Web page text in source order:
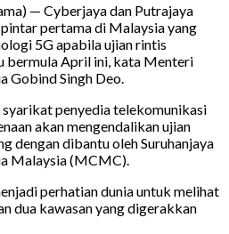
— Cyberjaya dan Putrajaya
pertama di Malaysia yang
5G apabila ujian rintis
bermula April ini, kata Menteri
Gobind Singh Deo.
penyedia telekomunikasi
akan mengendalikan ujian
dengan dibantu oleh Suruhanjaya
Malaysia (MCMC).
perhatian dunia untuk melihat
dua kawasan yang digerakkan